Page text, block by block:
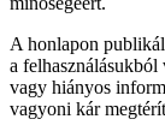
A honlapon
a
vagy hiányos
vagyoni kár